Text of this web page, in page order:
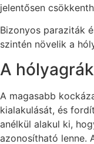
jelentősen
Bizonyos paraziták
szintén növelik a
A
A magasabb
kialakulását, és
anélkül alakul ki,
azonosítható lenne.